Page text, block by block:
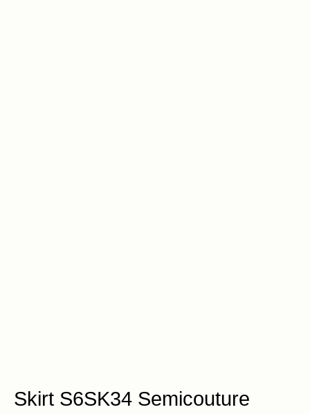
Skirt S6SK34 Semicouture